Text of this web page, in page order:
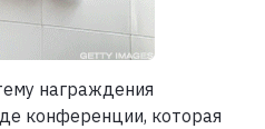
награждения
конференции, которая